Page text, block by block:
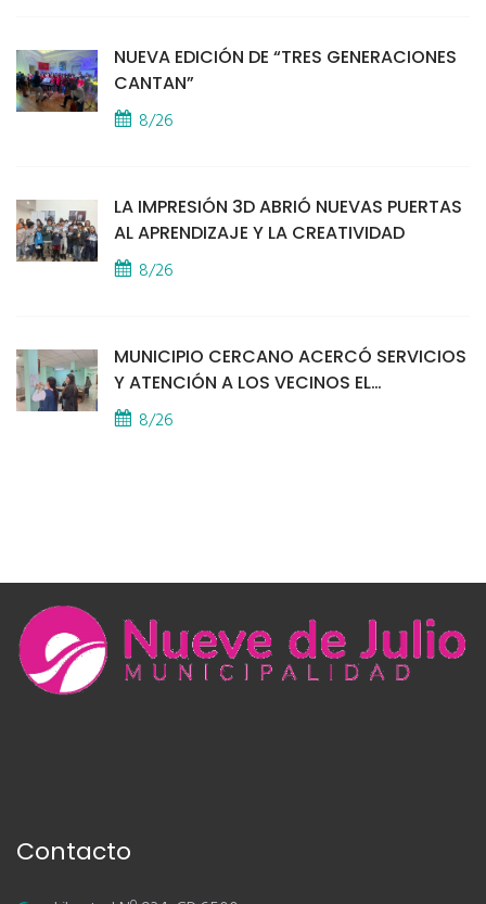
NUEVA EDICIÓN DE “TRES GENERACIONES
CANTAN”
8/26
LA IMPRESIÓN 3D ABRIÓ NUEVAS PUERTAS
AL APRENDIZAJE Y LA CREATIVIDAD
8/26
MUNICIPIO CERCANO ACERCÓ SERVICIOS
Y ATENCIÓN A LOS VECINOS EL
PROVINCIAL
8/26
Contacto